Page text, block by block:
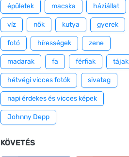
épületek macska háziállat
víz nők kutya gyerek
fotó hírességek zene
madarak fa férfiak tájak
hétvégi vicces fotók sivatag
napi érdekes és vicces képek
Johnny Depp
KÖVETÉS